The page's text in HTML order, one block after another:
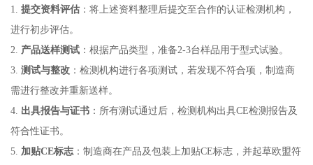
1. 提交资料评估：将上述资料整理后提交至合作的认证检测机构，
进行初步评估。
2. 产品送样测试：根据产品类型，准备2-3台样品用于型式试验。
3. 测试与整改：检测机构进行各项测试，若发现不符合项，制造商
需进行整改并重新送样。
4. 出具报告与证书：所有测试通过后，检测机构出具CE检测报告及
符合性证书。
5. 加贴CE标志：制造商在产品及包装上加贴CE标志，并起草欧盟符